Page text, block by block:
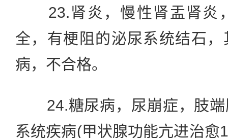
23.肾炎，慢性肾盂肾炎
全，有梗阻的泌尿系统结石
病，不合格。
24.糖尿病，尿崩症，肢端
系统疾病(甲状腺功能亢进治愈